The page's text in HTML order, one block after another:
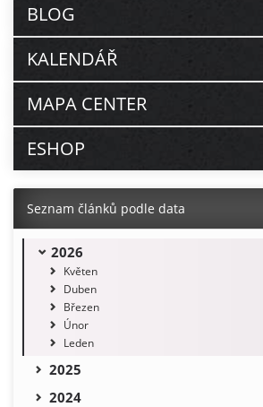
BLOG
KALENDÁŘ
MAPA CENTER
ESHOP
Seznam článků podle data
2026
Květen
Duben
Březen
Únor
Leden
2025
2024